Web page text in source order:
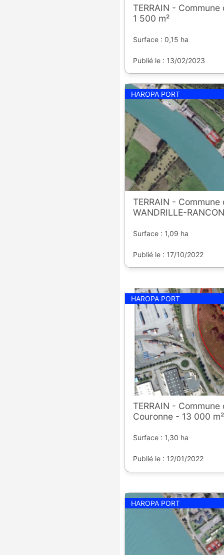
TERRAIN - Commune
1 500 m²
Surface : 0,15 ha
Publié le : 13/02/2023
HAROPA PORT
TERRAIN - Commune
WANDRILLE-
Surface : 1,09 ha
Publié le : 17/10/2022
HAROPA PORT
TERRAIN - Commune
Couronne - 13 000 m²
Surface : 1,30 ha
Publié le : 12/01/2022
HAROPA PORT